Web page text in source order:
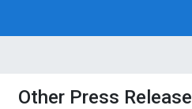
Other Press Release